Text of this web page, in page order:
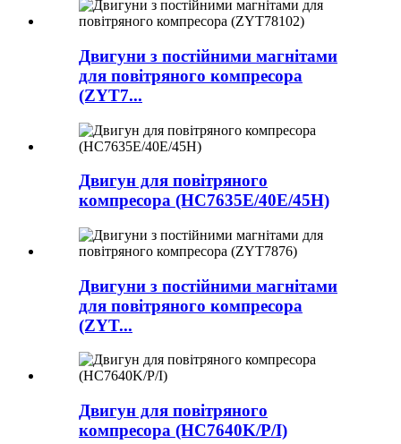
Двигуни з постійними магнітами
для повітряного компресора
(ZYT7...
Двигун для повітряного
компресора (HC7635E/40E/45H)
Двигуни з постійними магнітами
для повітряного компресора
(ZYT...
Двигун для повітряного
компресора (HC7640K/P/I)